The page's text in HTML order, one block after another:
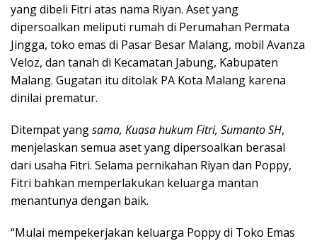
yang dibeli Fitri atas nama Riyan. Aset yang
dipersoalkan meliputi rumah di Perumahan Permata
Jingga, toko emas di Pasar Besar Malang, mobil Avanza
Veloz, dan tanah di Kecamatan Jabung, Kabupaten
Malang. Gugatan itu ditolak PA Kota Malang karena
dinilai prematur.
Ditempat yangsama, Kuasa hukum Fitri, Sumanto SH,
menjelaskan semua aset yang dipersoalkan berasal
dari usaha Fitri. Selama pernikahan Riyan dan Poppy,
Fitri bahkan memperlakukan keluarga mantan
menantunya dengan baik.
“Mulai mempekerjakan keluarga Poppy di Toko Emas